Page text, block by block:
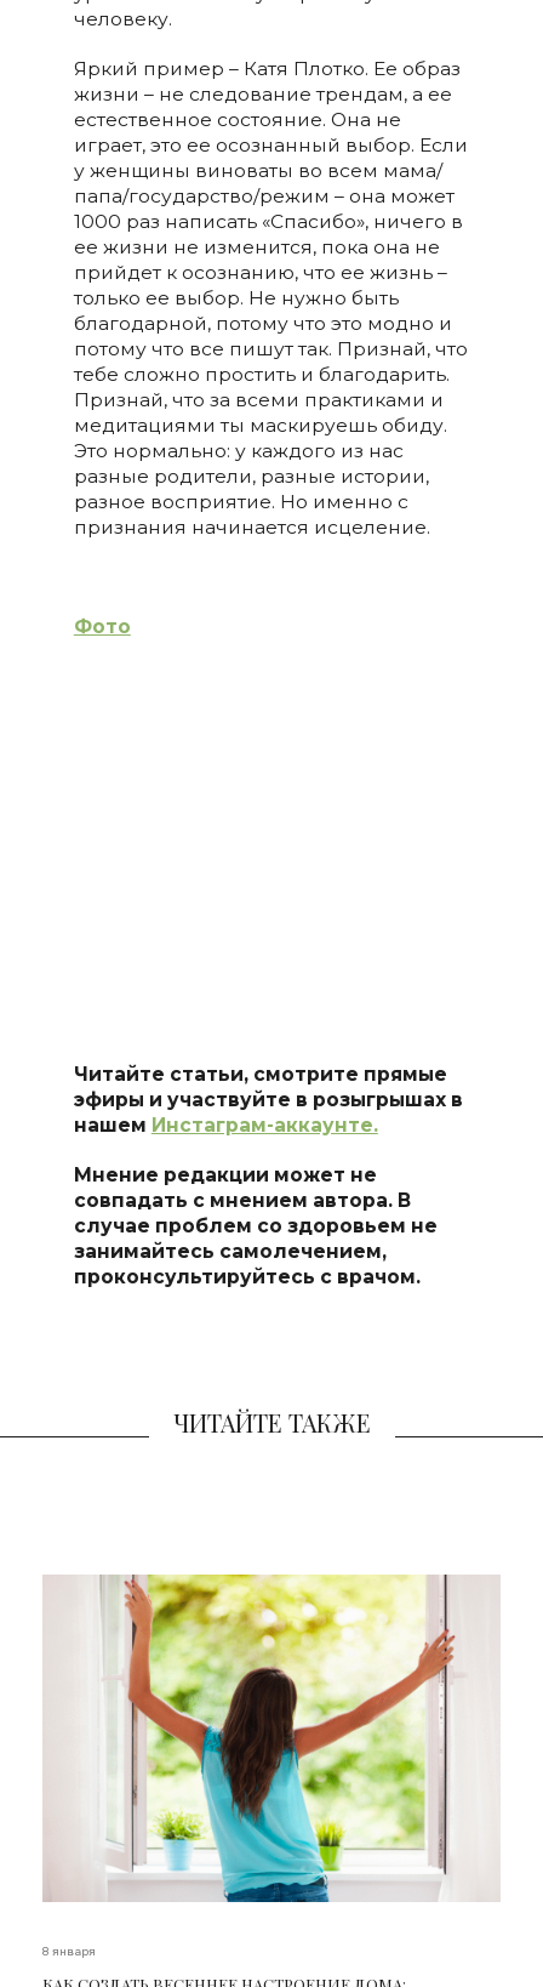
человеку.
Яркий пример – Катя Плотко. Ее образ
жизни – не следование трендам, а ее
естественное состояние. Она не
играет, это ее осознанный выбор. Если
у женщины виноваты во всем мама/
папа/государство/режим – она может
1000 раз написать «Спасибо», ничего в
ее жизни не изменится, пока она не
прийдет к осознанию, что ее жизнь –
только ее выбор. Не нужно быть
благодарной, потому что это модно и
потому что все пишут так. Признай, что
тебе сложно простить и благодарить.
Признай, что за всеми практиками и
медитациями ты маскируешь обиду.
Это нормально: у каждого из нас
разные родители, разные истории,
разное восприятие. Но именно с
признания начинается исцеление.
Фото
Читайте статьи, смотрите прямые
эфиры и участвуйте в розыгрышах в
нашем Инстаграм-аккаунте.
Мнение редакции может не
совпадать с мнением автора. В
случае проблем со здоровьем не
занимайтесь самолечением,
проконсультируйтесь с врачом.
ЧИТАЙТЕ ТАКЖЕ
8 января